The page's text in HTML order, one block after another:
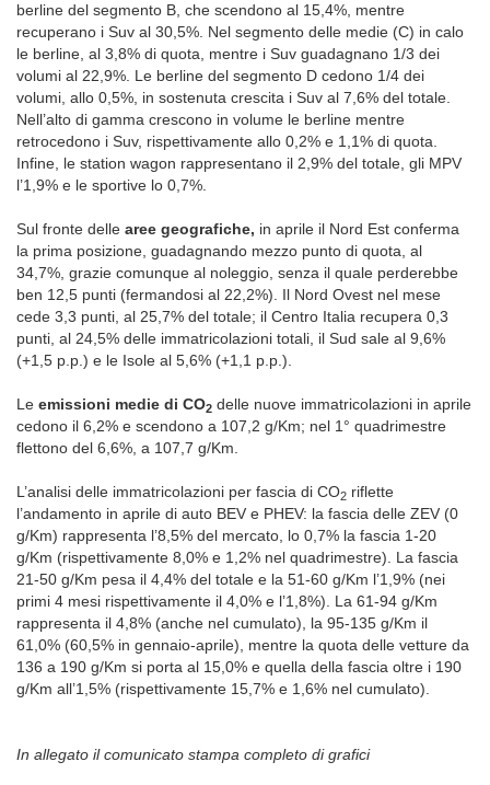
berline del segmento B, che scendono al 15,4%, mentre
recuperano i Suv al 30,5%. Nel segmento delle medie (C) in calo
le berline, al 3,8% di quota, mentre i Suv guadagnano 1/3 dei
volumi al 22,9%. Le berline del segmento D cedono 1/4 dei
volumi, allo 0,5%, in sostenuta crescita i Suv al 7,6% del totale.
Nell’alto di gamma crescono in volume le berline mentre
retrocedono i Suv, rispettivamente allo 0,2% e 1,1% di quota.
Infine, le station wagon rappresentano il 2,9% del totale, gli MPV
l’1,9% e le sportive lo 0,7%.
Sul fronte delle aree geografiche, in aprile il Nord Est conferma
la prima posizione, guadagnando mezzo punto di quota, al
34,7%, grazie comunque al noleggio, senza il quale perderebbe
ben 12,5 punti (fermandosi al 22,2%). Il Nord Ovest nel mese
cede 3,3 punti, al 25,7% del totale; il Centro Italia recupera 0,3
punti, al 24,5% delle immatricolazioni totali, il Sud sale al 9,6%
(+1,5 p.p.) e le Isole al 5,6% (+1,1 p.p.).
Le emissioni medie di CO2 delle nuove immatricolazioni in aprile
cedono il 6,2% e scendono a 107,2 g/Km; nel 1° quadrimestre
flettono del 6,6%, a 107,7 g/Km.
L’analisi delle immatricolazioni per fascia di CO2 riflette
l’andamento in aprile di auto BEV e PHEV: la fascia delle ZEV (0
g/Km) rappresenta l’8,5% del mercato, lo 0,7% la fascia 1-20
g/Km (rispettivamente 8,0% e 1,2% nel quadrimestre). La fascia
21-50 g/Km pesa il 4,4% del totale e la 51-60 g/Km l’1,9% (nei
primi 4 mesi rispettivamente il 4,0% e l’1,8%). La 61-94 g/Km
rappresenta il 4,8% (anche nel cumulato), la 95-135 g/Km il
61,0% (60,5% in gennaio-aprile), mentre la quota delle vetture da
136 a 190 g/Km si porta al 15,0% e quella della fascia oltre i 190
g/Km all’1,5% (rispettivamente 15,7% e 1,6% nel cumulato).
In allegato il comunicato stampa completo di grafici